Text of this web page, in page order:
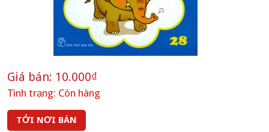
Giá bán: 10.000₫
Tình trạng: Còn hàng
TỚI NƠI BÁN